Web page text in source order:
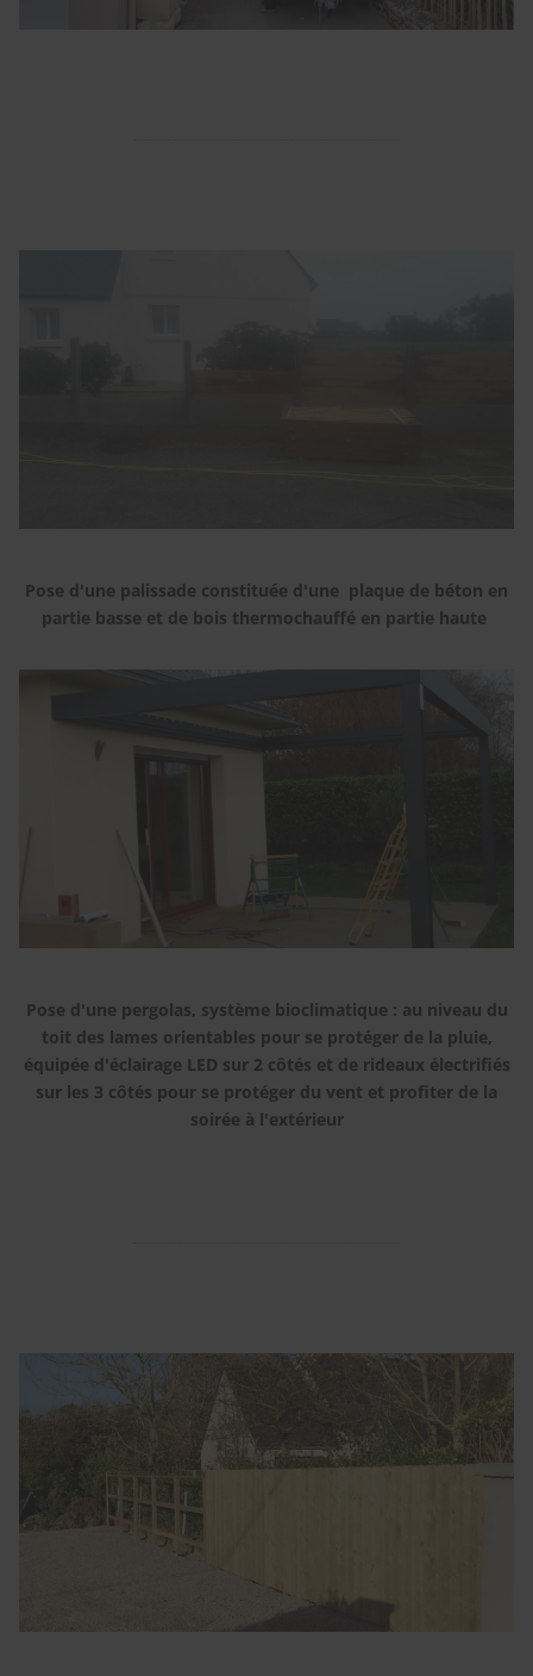
Pose d'une palissade constituée d'une plaque de béton en
partie basse et de bois thermochauffé en partie haute
Pose d'une pergolas, système bioclimatique : au niveau du
toit des lames orientables pour se protéger de la pluie,
équipée d'éclairage LED sur 2 côtés et de rideaux électrifiés
sur les 3 côtés pour se protéger du vent et profiter de la
soirée à l'extérieur